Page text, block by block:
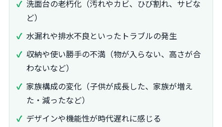
洗面台の老朽化（汚れやカビ、ひび割れ、サビな
ど）
水漏れや排水不良といったトラブルの発生
収納や使い勝手の不満（物が入らない、高さが合
わないなど）
家族構成の変化（子供が成長した、家族が増え
た・減ったなど）
デザインや機能性が時代遅れに感じる